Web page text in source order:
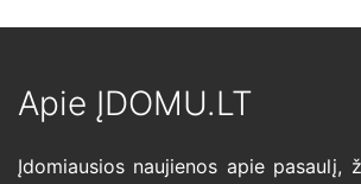
Apie ĮDOMU.LT
Įdomiausios naujienos apie pasaulį,